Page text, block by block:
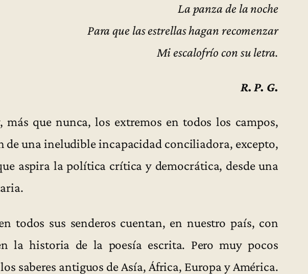
La panza de la noche
Para que las estrellas hagan recomenzar
Mi escalofrío con su letra.
R. P. G.
que nunca, los extremos en todos los campos,
de una ineludible incapacidad conciliadora, excepto,
aspira la política crítica y democrática, desde una
todos sus senderos cuentan, en nuestro país, con
la historia de la poesía escrita. Pero muy pocos
saberes antiguos de Asía, África, Europa y América.